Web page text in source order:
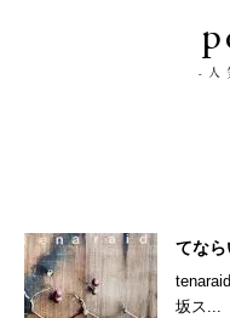
-人
てな
坂ス...